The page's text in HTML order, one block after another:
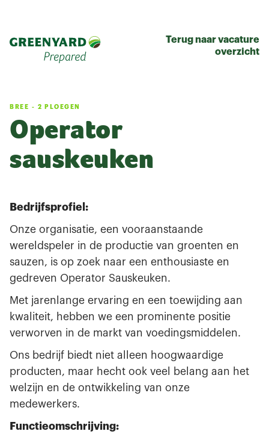
Terug naar vacature
overzicht
BREE - 2 PLOEGEN
Operator
sauskeuken
Bedrijfsprofiel:
Onze organisatie, een vooraanstaande
wereldspeler in de productie van groenten en
sauzen, is op zoek naar een enthousiaste en
gedreven Operator Sauskeuken.
Met jarenlange ervaring en een toewijding aan
kwaliteit, hebben we een prominente positie
verworven in de markt van voedingsmiddelen.
Ons bedrijf biedt niet alleen hoogwaardige
producten, maar hecht ook veel belang aan het
welzijn en de ontwikkeling van onze
medewerkers.
Functieomschrijving: